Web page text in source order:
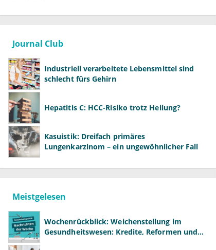
Journal Club
Industriell verarbeitete Lebensmittel sind
schlecht fürs Gehirn
Hepatitis C: HCC-Risiko trotz Heilung?
Kasuistik: Dreifach primäres
Lungenkarzinom – ein ungewöhnlicher Fall
Meistgelesen
Wochenrückblick: Weichenstellung im
Gesundheitswesen: Kredite, Reformen und